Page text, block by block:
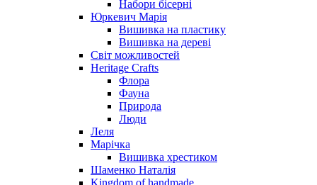
Набори бісерні
Юркевич Марія
Вишивка на пластику
Вишивка на дереві
Світ можливостей
Heritage Crafts
Флора
Фауна
Природа
Люди
Леля
Марічка
Вишивка хрестиком
Шаменко Наталія
Kingdom of handmade